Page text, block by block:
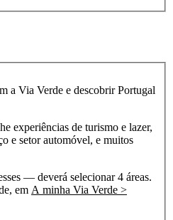
a Via Verde e descobrir Portugal
experiências de turismo e lazer,
e setor automóvel, e muitos
— deverá selecionar 4 áreas.
em A minha Via Verde >